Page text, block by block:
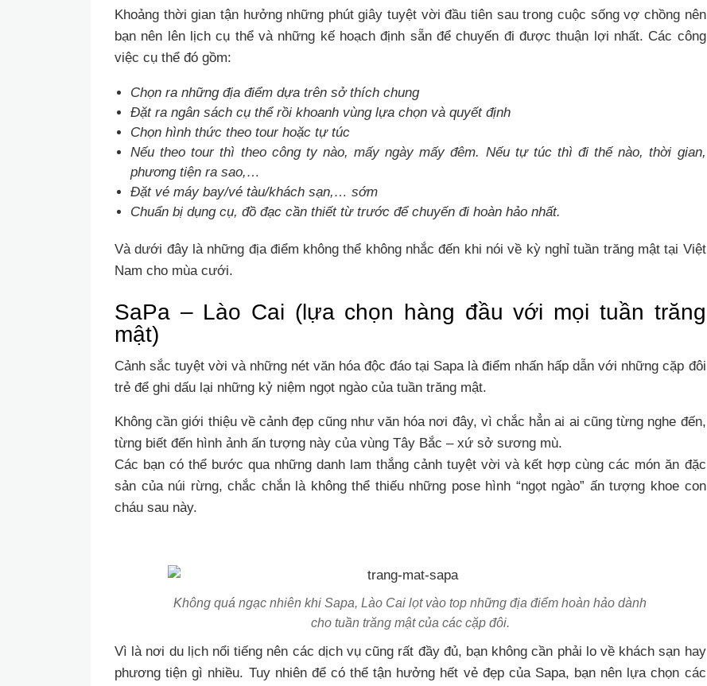
Khoảng thời gian tận hưởng những phút giây tuyệt vời đầu tiên sau trong cuộc sống vợ chồng nên
bạn nên lên lịch cụ thể và những kế hoạch định sẵn để chuyến đi được thuận lợi nhất. Các công
việc cụ thể đó gồm:
Chọn ra những địa điểm dựa trên sở thích chung
Đặt ra ngân sách cụ thể rồi khoanh vùng lựa chọn và quyết định
Chọn hình thức theo tour hoặc tự túc
Nếu theo tour thì theo công ty nào, mấy ngày mấy đêm. Nếu tự túc thì đi thế nào, thời gian,
phương tiện ra sao,…
Đặt vé máy bay/vé tàu/khách sạn,… sớm
Chuẩn bị dụng cụ, đồ đạc cần thiết từ trước để chuyến đi hoàn hảo nhất.
Và dưới đây là những địa điểm không thể không nhắc đến khi nói về kỳ nghỉ tuần trăng mật tại Việt
Nam cho mùa cưới.
SaPa – Lào Cai (lựa chọn hàng đầu với mọi tuần trăng
mật)
Cảnh sắc tuyệt vời và những nét văn hóa độc đáo tại Sapa là điểm nhấn hấp dẫn với những cặp đôi
trẻ để ghi dấu lại những kỷ niệm ngọt ngào của tuần trăng mật.
Không cần giới thiệu về cảnh đẹp cũng như văn hóa nơi đây, vì chắc hẳn ai ai cũng từng nghe đến,
từng biết đến hình ảnh ấn tượng này của vùng Tây Bắc – xứ sở sương mù.
Các bạn có thể bước qua những danh lam thắng cảnh tuyệt vời và kết hợp cùng các món ăn đặc
sản của núi rừng, chắc chắn là không thể thiếu những pose hình “ngọt ngào” ấn tượng khoe con
cháu sau này.
Không quá ngạc nhiên khi Sapa, Lào Cai lọt vào top những địa điểm hoàn hảo dành
cho tuần trăng mật của các cặp đôi.
Vì là nơi du lịch nổi tiếng nên các dịch vụ cũng rất đầy đủ, bạn không cần phải lo về khách sạn hay
phương tiện gì nhiều. Tuy nhiên để có thể tận hưởng hết vẻ đẹp của Sapa, bạn nên lựa chọn các